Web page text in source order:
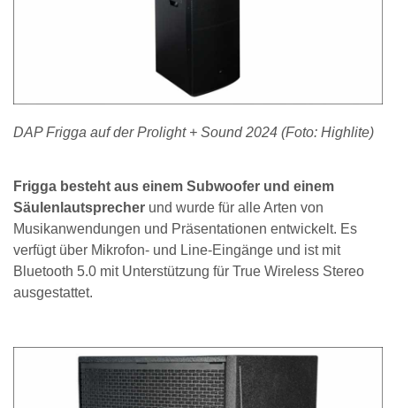
DAP Frigga auf der Prolight + Sound 2024 (Foto: Highlite)
Frigga besteht aus einem Subwoofer und einem
Säulenlautsprecher und wurde für alle Arten von
Musikanwendungen und Präsentationen entwickelt. Es
verfügt über Mikrofon- und Line-Eingänge und ist mit
Bluetooth 5.0 mit Unterstützung für True Wireless Stereo
ausgestattet.